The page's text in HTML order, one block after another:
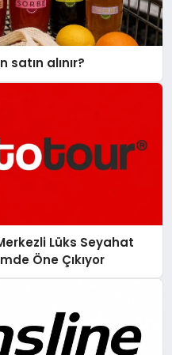
alınır?
Lüks Seyahat
Öne Çıkıyor